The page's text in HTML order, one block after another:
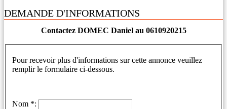
DEMANDE D'INFORMATIONS
Contactez DOMEC Daniel au 0610920215
Pour recevoir plus d'informations sur cette annonce veuillez
remplir le formulaire ci-dessous.
Nom *: